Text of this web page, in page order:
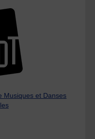
Musiques et Danses